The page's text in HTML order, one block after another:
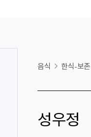
음식 한식-보존
성우정